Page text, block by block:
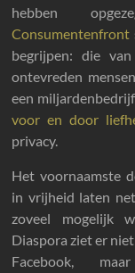
hebben
Consumentenfront
begrijpen: die
ontevreden
een
voor en door
privacy.
Het voornaamste
in vrijheid laten
zoveel mogelijk
Diaspora ziet er
Facebook,